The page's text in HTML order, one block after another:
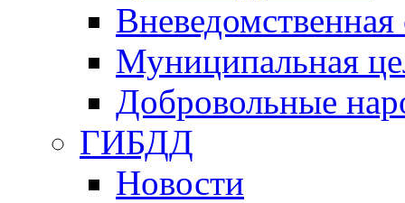
Вневедомственная
Муниципальная
Добровольные
ГИБДД
Новости